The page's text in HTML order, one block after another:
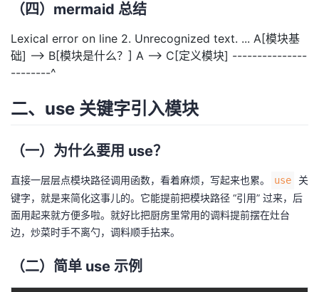
（四）mermaid 总结
Lexical error on line 2. Unrecognized text. ... A[模块基
础] --> B[模块是什么？] A --> C[定义模块] ---------------
--------^
二、use 关键字引入模块
（一）为什么要用 use？
直接一层层点模块路径调用函数，看着麻烦，写起来也累。 use
关
键字，就是来简化这事儿的。它能提前把模块路径 “引用” 过来，后
面用起来就方便多啦。就好比把厨房里常用的调料提前摆在灶台
边，炒菜时手不离勺，调料顺手拈来。
（二）简单 use 示例